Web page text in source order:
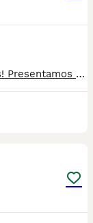
"¡Teckel Miniaturas con colores exclusivos! Presentamos a nuestros Teckel en versión mini, con tonos únicos y elegantes que no encontrarás en otro lugar. De máxima calidad, su porte es inconfundible y su carácter, encantador. ¡Hazte con uno de estos ejemplares exclusivos y vive la experiencia Teckel Miniatura!" Precios y fotos reales Precios en las fotos LOS ARLEQUINES SON A 700E